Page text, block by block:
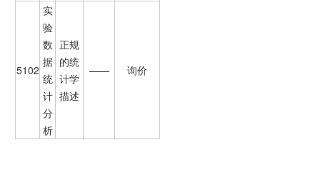
5102
实
验
数
据
统
计
分
析
正规
的统
计学
描述
—— 询价